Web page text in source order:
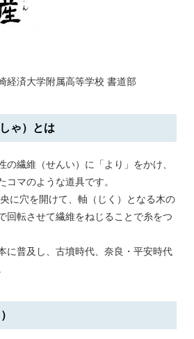
経済大学附属高等学校 書道部
ゃ）とは
の繊維（せんい）に「より」をかけ、
コマのような道具です。
に穴を開けて、軸（じく）となる木の
回転させて繊維をねじることで糸をつ
に普及し、古墳時代、奈良・平安時代